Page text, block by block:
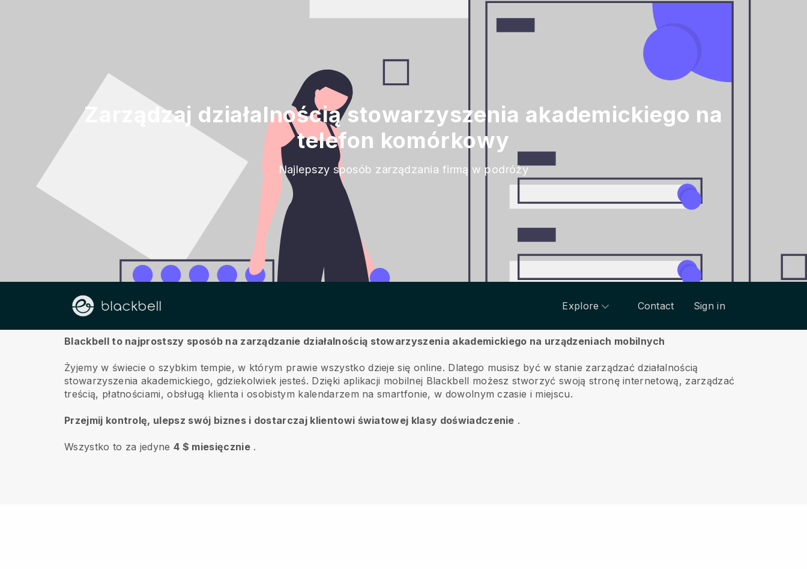
Zarządzaj działalnością stowarzyszenia akademickiego na
telefon komórkowy
Najlepszy sposób zarządzania firmą w podróży
Explore Contact Sign in
O nas
Blackbell to najprostszy sposób na zarządzanie działalnością stowarzyszenia akademickiego na urządzeniach mobilnych
Żyjemy w świecie o szybkim tempie, w którym prawie wszystko dzieje się online. Dlatego musisz być w stanie zarządzać działalnością
stowarzyszenia akademickiego, gdziekolwiek jesteś. Dzięki aplikacji mobilnej Blackbell możesz stworzyć swoją stronę internetową, zarządzać
treścią, płatnościami, obsługą klienta i osobistym kalendarzem na smartfonie, w dowolnym czasie i miejscu.
Przejmij kontrolę, ulepsz swój biznes i dostarczaj klientowi światowej klasy doświadczenie .
Wszystko to za jedyne4 $ miesięcznie.